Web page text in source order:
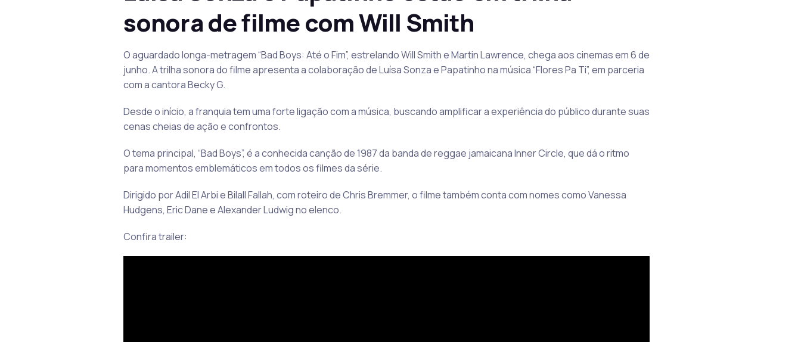
sonora de filme com Will Smith
O aguardado longa-metragem “Bad Boys: Até o Fim”, estrelando Will Smith e Martin Lawrence, chega aos cinemas em 6 de
junho. A trilha sonora do filme apresenta a colaboração de Luísa Sonza e Papatinho na música “Flores Pa Ti”, em parceria
com a cantora Becky G.
Desde o início, a franquia tem uma forte ligação com a música, buscando amplificar a experiência do público durante suas
cenas cheias de ação e confrontos.
O tema principal, “Bad Boys”, é a conhecida canção de 1987 da banda de reggae jamaicana Inner Circle, que dá o ritmo
para momentos emblemáticos em todos os filmes da série.
Dirigido por Adil El Arbi e Bilall Fallah, com roteiro de Chris Bremmer, o filme também conta com nomes como Vanessa
Hudgens, Eric Dane e Alexander Ludwig no elenco.
Confira trailer: